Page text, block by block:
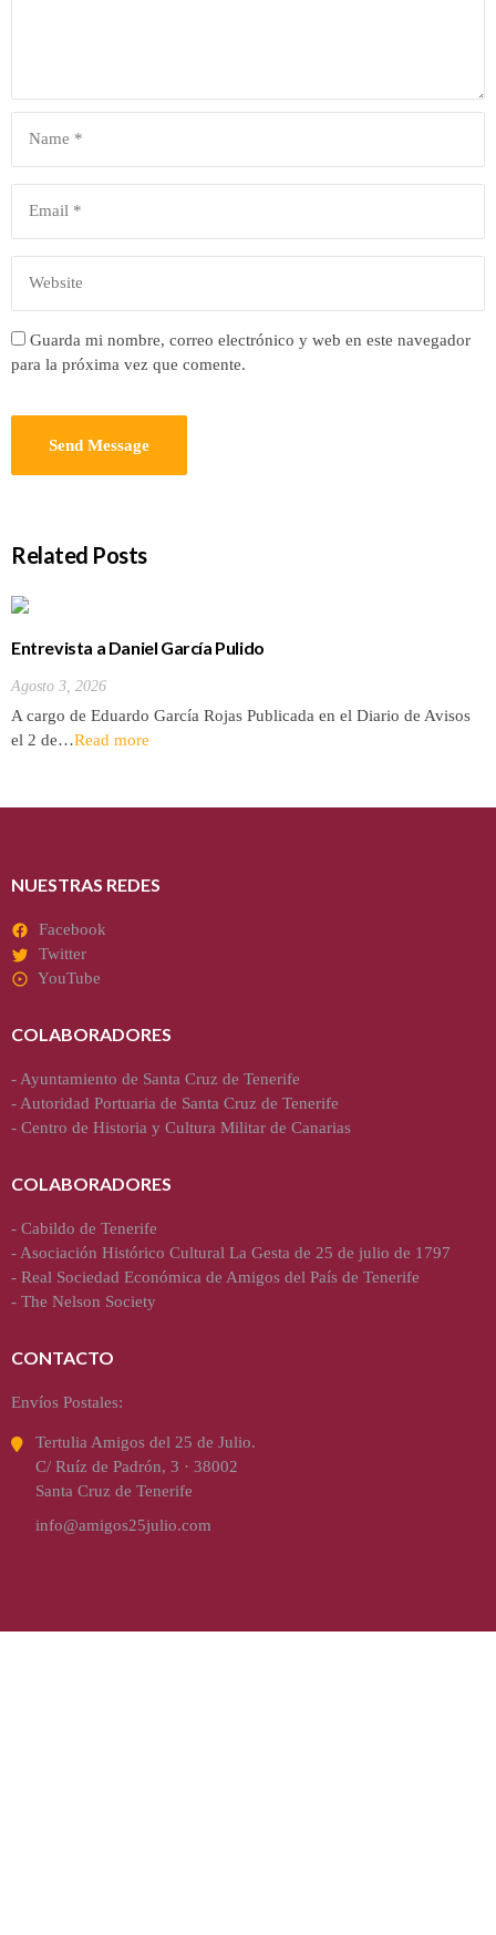
Guarda mi nombre, correo electrónico y web en este navegador
para la próxima vez que comente.
Related Posts
Entrevista a Daniel García Pulido
Agosto 3, 2026
A cargo de Eduardo García Rojas Publicada en el Diario de Avisos
el 2 de…Read more
NUESTRAS REDES
Facebook
Twitter
YouTube
COLABORADORES
- Ayuntamiento de Santa Cruz de Tenerife
- Autoridad Portuaria de Santa Cruz de Tenerife
- Centro de Historia y Cultura Militar de Canarias
COLABORADORES
- Cabildo de Tenerife
- Asociación Histórico Cultural La Gesta de 25 de julio de 1797
- Real Sociedad Económica de Amigos del País de Tenerife
- The Nelson Society
CONTACTO
Envíos Postales:
Tertulia Amigos del 25 de Julio.
C/ Ruíz de Padrón, 3 · 38002
Santa Cruz de Tenerife
info@amigos25julio.com